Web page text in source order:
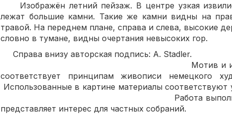
Изображён летний пейзаж. В центре узкая
лежат большие камни. Такие же камни видны на
травой. На переднем плане, справа и слева, высокие
словно в тумане, видны очертания невысоких гор.
Справа внизу авторская
Мотив и индивидуальная,
соответствует принципам живописи
Использованные в картине материалы
Работа выполнена на
представляет интерес для частных собраний.